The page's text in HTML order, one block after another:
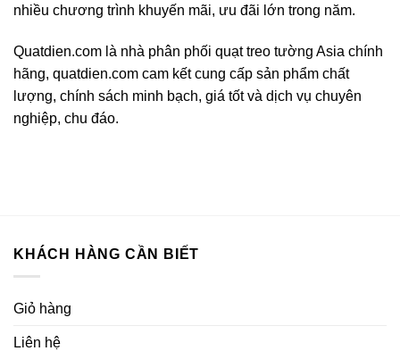
nhiều chương trình khuyến mãi, ưu đãi lớn trong năm.
Quatdien.com là nhà phân phối quạt treo tường Asia chính
hãng, quatdien.com cam kết cung cấp sản phẩm chất
lượng, chính sách minh bạch, giá tốt và dịch vụ chuyên
nghiệp, chu đáo.
KHÁCH HÀNG CẦN BIẾT
Giỏ hàng
Liên hệ